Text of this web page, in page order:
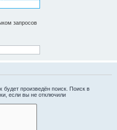
запросов
произведён поиск. Поиск в
если вы не отключили